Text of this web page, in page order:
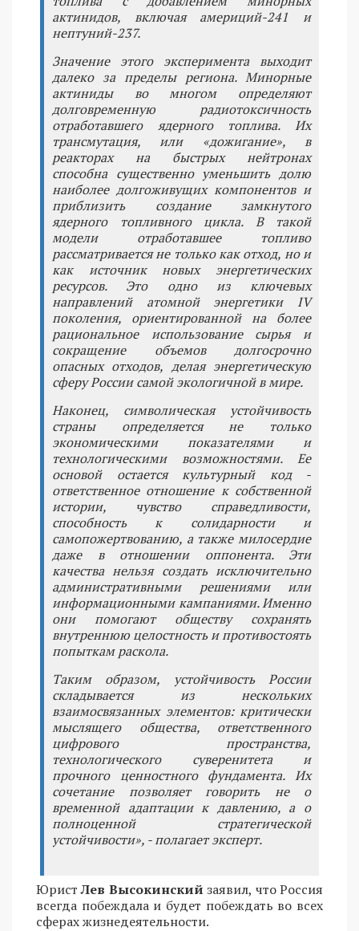
актинидов, включая америций-241 и
нептуний-237.
Значение этого эксперимента выходит
далеко за пределы региона. Минорные
актиниды во многом определяют
долговременную радиотоксичность
отработавшего ядерного топлива. Их
трансмутация, или «дожигание», в
реакторах на быстрых нейтронах
способна существенно уменьшить долю
наиболее долгоживущих компонентов и
приблизить создание замкнутого
ядерного топливного цикла. В такой
модели отработавшее топливо
рассматривается не только как отход, но и
как источник новых энергетических
ресурсов. Это одно из ключевых
направлений атомной энергетики IV
поколения, ориентированной на более
рациональное использование сырья и
сокращение объемов долгосрочно
опасных отходов, делая энергетическую
сферу России самой экологичной в мире.
Наконец, символическая устойчивость
страны определяется не только
экономическими показателями и
технологическими возможностями. Ее
основой остается культурный код -
ответственное отношение к собственной
истории, чувство справедливости,
способность к солидарности и
самопожертвованию, а также милосердие
даже в отношении оппонента. Эти
качества нельзя создать исключительно
административными решениями или
информационными кампаниями. Именно
они помогают обществу сохранять
внутреннюю целостность и противостоять
попыткам раскола.
Таким образом, устойчивость России
складывается из нескольких
взаимосвязанных элементов: критически
мыслящего общества, ответственного
цифрового пространства,
технологического суверенитета и
прочного ценностного фундамента. Их
сочетание позволяет говорить не о
временной адаптации к давлению, а о
полноценной стратегической
устойчивости», - полагает эксперт.
ЮристЛев Высокинскийзаявил, что Россия
всегда побеждала и будет побеждать во всех
сферах жизнедеятельности.